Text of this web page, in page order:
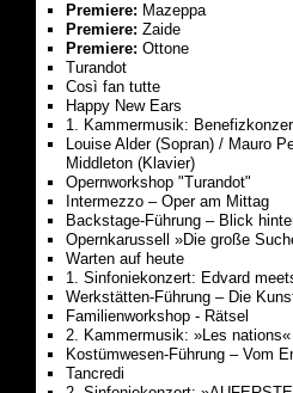
Premiere: Mazeppa
Premiere: Zaide
Premiere: Ottone
Turandot
Così fan tutte
Happy New Ears
1. Kammermusik:
Louise Alder (Sopran) / Mauro
Middleton (Klavier)
Opernworkshop "Turandot"
Intermezzo – Oper am Mittag
Backstage-Führung – Blick
Opernkarussell »Die große
Warten auf heute
1. Sinfoniekonzert: Edvard
Werkstätten-Führung – Die
Familienworkshop - Rätsel
2. Kammermusik: »Les nations«
Kostümwesen-Führung – Vom
Tancredi